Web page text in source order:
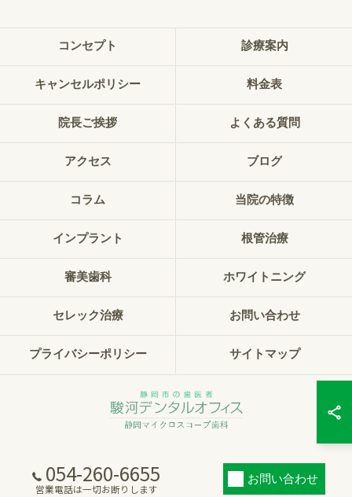
054-260-6655
営業電話は一切お断りします
お問い合わせ
コンセプト 診療案内
キャンセルポリシー 料金表
院長ご挨拶 よくある質問
アクセス ブログ
コラム 当院の特徴
インプラント 根管治療
審美歯科 ホワイトニング
セレック治療 お問い合わせ
プライバシーポリシー サイトマップ
© 2026 静岡県静岡市の歯科なら駿河デンタルオフィス静岡マイクロスコープ歯科
ALL RIGHTS RESERVED.